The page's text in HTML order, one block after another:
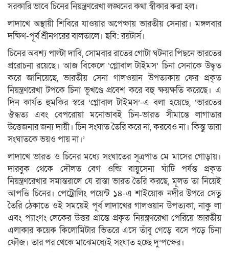
সরকারি ভাবে চিনের নিয়ন্ত্রণরেখা লঙ্ঘনের কথা স্বীকার করা হল।
লাদাখে অস্থায়ী শিবিরে যাওয়ার অপেক্ষায় ভারতীয় সেনারা। মঙ্গলবার
দক্ষিণ-পূর্ব শ্রীনগরের বালতালে। ছবি: রয়টার্স।
চিনের অবশ্য পাল্টা দাবি, সোমবার রাতের গোটা ঘটনার পিছনে ভারতের
প্ররোচনা রয়েছে। আজ বিকেলে ‘গ্লোবাল টাইমস’ চিনা সেনাকে উদ্ধৃত
করে জানিয়েছে, ভারতীয় সেনা গালওয়ান উপত্যকায় ফের প্রকৃত
নিয়ন্ত্রণরেখা টপকে চিনা ভূখণ্ডে প্রবেশ করে বহু ক্ষয়ক্ষতি করেছে। এ
দিন কার্যত হুমকির স্বরে ‘গ্লোবাল টাইমস’-এ বলা হয়েছে, ‘ভারতের
ঔদ্ধত্য এবং বেপরোয়া মনোভাবই চিন-ভারত সীমান্তে লাগাতার
উত্তেজনার জন্য দায়ী। চিন সংঘাত তৈরি করে না, করবেও না। কিন্তু তারা
সংঘাতকে ভয়ও পায় না।’
লাদাখে ভারত ও চিনের মধ্যে সংঘাতের সূত্রপাত মে মাসের গোড়ায়।
দারবুক থেকে দৌলত বেগ ওল্ডি বায়ুসেনা ঘাঁটি পর্যন্ত প্রকৃত
নিয়ন্ত্রণরেখার সমান্তরালে যে রাস্তা ভারত তৈরি করছে, মূলত তা নিয়েই
আপত্তি চিনের। পেট্রোলিং পয়েন্ট ১৪-এ শাইয়োক নদীর উপরে সেতু
তৈরি ঠেকাতে ওই সময়েই পূর্ব লাদাখের গালওয়ান উপত্যকা, নাকু লা
এবং প্যাংগং লেকের উত্তর প্রান্তে প্রকৃত নিয়ন্ত্রণরেখা পেরিয়ে ভারতীয়
এলাকার কয়েক কিলোমিটার ভিতরে এসে তাঁবু গেড়ে বসে পড়ে চিনা
ফৌজ। তার পর থেকে মাঝেমধ্যেই সংঘাত হচ্ছে দু’পক্ষের।